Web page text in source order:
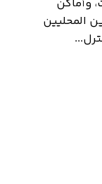
بشرفات، وأماكن
المحليين